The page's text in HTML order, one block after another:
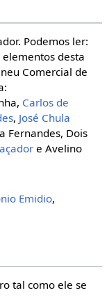
Podemos ler:
desta
Comercial de
Carlos de
, José Chula
Fernandes, Dois
e Avelino
Emidio,
tal como ele se